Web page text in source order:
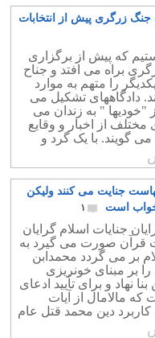
زرگری پیش از انتخابات
که پیش از برگزاری
براه می افتد و جناح
را متهم به موارد
دادگاههای تشکیل می
"خودیها " به زندان می
مختلف از اخبار و وقایع
می گویند. با یک گرد و
فضای سیاسی یک سویه
را بالنده و پر تکاپو جلوه
که هرگز درست نیست و
ایران مرده و سرد
در حکومت جایی
جنایت می کنند ولیکن
است
۱
جنایات اسلام گرایان
قرآن صورت می گیرد به
بر می گردد محمدابن
را بر مبنای خونریزی
نهاد و برای تأیید ادعای
مالامال از آیات
دین محمد قتل عام
کافر و مرتد بود.